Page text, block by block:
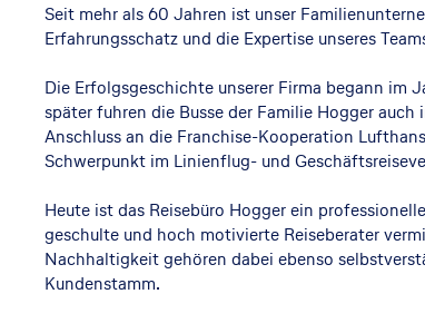
Seit mehr als 60 Jahren ist unser
Erfahrungsschatz und die Expertise unseres
Die Erfolgsgeschichte unserer Firma begann im
später fuhren die Busse der Familie Hogger
Anschluss an die Franchise-Kooperation
Schwerpunkt im Linienflug- und
Heute ist das Reisebüro Hogger ein
geschulte und hoch motivierte Reiseberater
Nachhaltigkeit gehören dabei ebenso
Kundenstamm.